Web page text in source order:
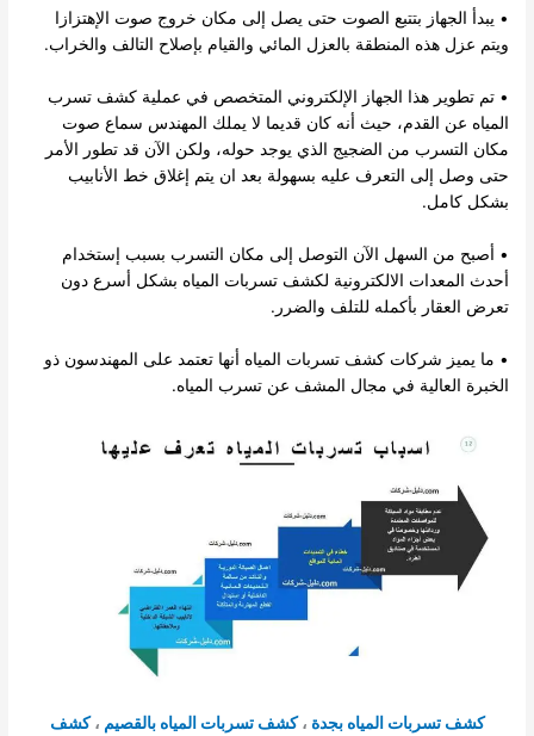
• يبدأ الجهاز بتتبع الصوت حتى يصل إلى مكان خروج صوت الإهتزازا
ويتم عزل هذه المنطقة بالعزل المائي والقيام بإصلاح التالف والخراب.
• تم تطوير هذا الجهاز الإلكتروني المتخصص في عملية كشف تسرب
المياه عن القدم، حيث أنه كان قديما لا يملك المهندس سماع صوت
مكان التسرب من الضجيج الذي يوجد حوله، ولكن الآن قد تطور الأمر
حتى وصل إلى التعرف عليه بسهولة بعد ان يتم إغلاق خط الأنابيب
بشكل كامل.
• أصبح من السهل الآن التوصل إلى مكان التسرب بسبب إستخدام
أحدث المعدات الالكترونية لكشف تسربات المياه بشكل أسرع دون
تعرض العقار بأكمله للتلف والضرر.
• ما يميز شركات كشف تسربات المياه أنها تعتمد على المهندسون ذو
الخبرة العالية في مجال المشف عن تسرب المياه.
كشف تسربات المياه بجدة ،كشف تسربات المياه بالقصيم ،كشف